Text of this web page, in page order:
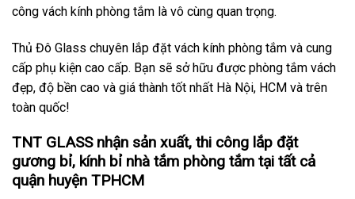
công vách kính phòng tắm là vô cùng quan trọng.
Thủ Đô Glass chuyên lắp đặt vách kính phòng tắm và cung
cấp phụ kiện cao cấp. Bạn sẽ sở hữu được phòng tắm vách
đẹp, độ bền cao và giá thành tốt nhất Hà Nội, HCM và trên
toàn quốc!
TNT GLASS nhận sản xuất, thi công lắp đặt
gương bỉ, kính bỉ nhà tắm phòng tắm tại tất cả
quận huyện TPHCM